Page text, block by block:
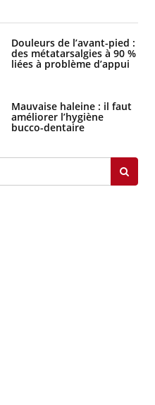
Douleurs de l’avant-pied :
des métatarsalgies à 90 %
liées à problème d’appui
Mauvaise haleine : il faut
améliorer l’hygiène
bucco-dentaire